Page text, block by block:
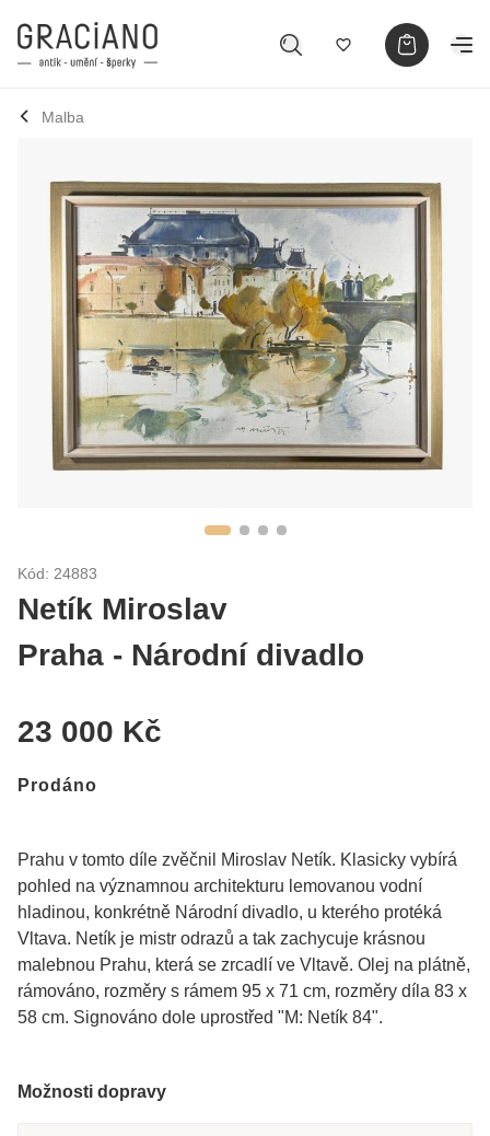
Malba
Kód: 24883
Netík Miroslav
Praha - Národní divadlo
23 000 Kč
Prodáno
Prahu v tomto díle zvěčnil Miroslav Netík. Klasicky vybírá
pohled na významnou architekturu lemovanou vodní
hladinou, konkrétně Národní divadlo, u kterého protéká
Vltava. Netík je mistr odrazů a tak zachycuje krásnou
malebnou Prahu, která se zrcadlí ve Vltavě. Olej na plátně,
rámováno, rozměry s rámem 95 x 71 cm, rozměry díla 83 x
58 cm. Signováno dole uprostřed "M: Netík 84".
Možnosti dopravy